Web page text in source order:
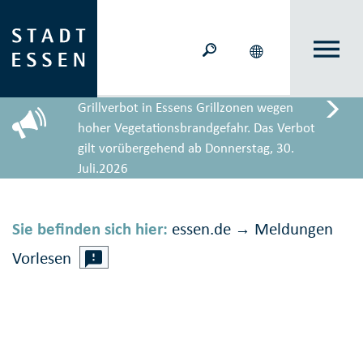
Grillverbot in Essens Grillzonen wegen
hoher Vegetationsbrandgefahr. Das Verbot
gilt vorübergehend ab Donnerstag, 30.
Juli.2026
Sie befinden sich hier: essen.de → Meldungen
Vorlesen